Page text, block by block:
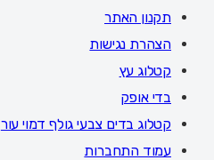
תקנון האתר
הצהרת נגישות
קטלוג עץ
בדי אופק
קטלוג בדים צבעי גולף דמוי עור
עמוד התחברות